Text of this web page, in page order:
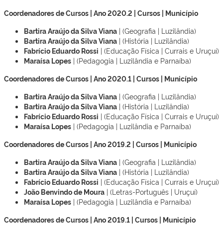
Coordenadores de Cursos | Ano 2020.2 | Cursos | Município
Bartira Araújo da Silva Viana | (Geografia | Luzilândia)
Bartira Araújo da Silva Viana | (História | Luzilândia)
Fabrício Eduardo Rossi | (Educação Física | Currais e Uruçuí)
Maraísa Lopes | (Pedagogia | Luzilândia e Parnaíba)
Coordenadores de Cursos | Ano 2020.1 | Cursos | Município
Bartira Araújo da Silva Viana | (Geografia | Luzilândia)
Bartira Araújo da Silva Viana | (História | Luzilândia)
Fabrício Eduardo Rossi | (Educação Física | Currais e Uruçuí)
Maraísa Lopes | (Pedagogia | Luzilândia e Parnaíba)
Coordenadores de Cursos | Ano 2019.2 | Cursos | Município
Bartira Araújo da Silva Viana | (Geografia | Luzilândia)
Bartira Araújo da Silva Viana | (História | Luzilândia)
Fabrício Eduardo Rossi | (Educação Física | Currais e Uruçuí)
João Benvindo de Moura | (Letras-Português | Uruçuí)
Maraísa Lopes | (Pedagogia | Luzilândia e Parnaíba)
Coordenadores de Cursos | Ano 2019.1 | Cursos | Município